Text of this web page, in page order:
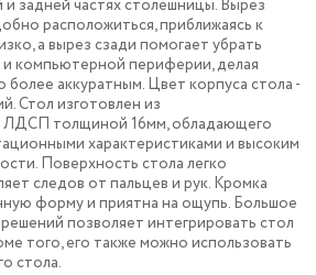
задней частях столешницы. Вырез
расположиться, приближаясь к
а вырез сзади помогает убрать
компьютерной периферии, делая
более аккуратным. Цвет корпуса стола -
Стол изготовлен из
ЛДСП толщиной 16мм, обладающего
характеристиками и высоким
Поверхность стола легко
следов от пальцев и рук. Кромка
форму и приятна на ощупь. Большое
позволяет интегрировать стол
того, его также можно использовать
стола.